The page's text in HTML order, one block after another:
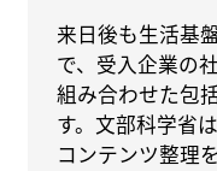
来日後も生活基
で、受入企業の
組み合わせた包
す。文部科学省
コンテンツ整理